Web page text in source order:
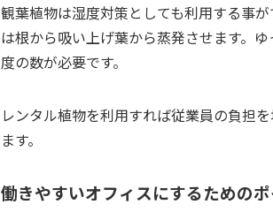
観葉植物は湿度対策としても利用する事
は根から吸い上げ葉から蒸発させます。
度の数が必要です。
レンタル植物を利用すれば従業員の負担
ます。
働きやすいオフィスにするための